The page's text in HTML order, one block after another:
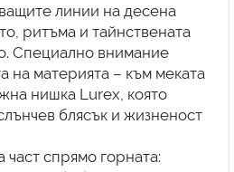
линии на десена
ритъма и тайнствената
Специално внимание
на материята – към меката
нишка Lurex, която
блясък и жизненост
спрямо горната: